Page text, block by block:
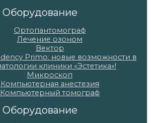
Оборудование
Ортопантомограф
Лечение озоном
Вектор
Primo: новые возможности в
клиники «Эстетика»!
Микроскоп
Компьютерная анестезия
Компьютерный томограф
Оборудование